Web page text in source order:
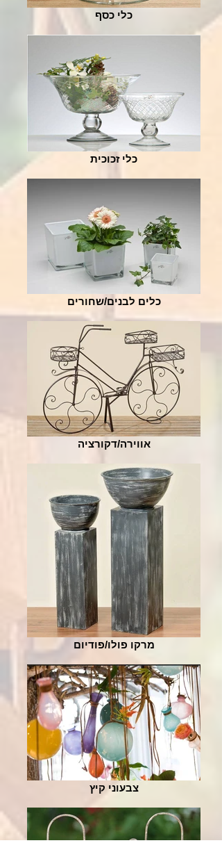
כלי כסף
כלי זכוכית
כלים לבנים/שחורים
אווירה/דקורציה
מרקו פולו/פודיום
צבעוני קיץ